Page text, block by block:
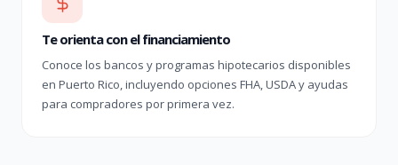
Te orienta con el financiamiento
Conoce los bancos y programas hipotecarios disponibles
en Puerto Rico, incluyendo opciones FHA, USDA y ayudas
para compradores por primera vez.